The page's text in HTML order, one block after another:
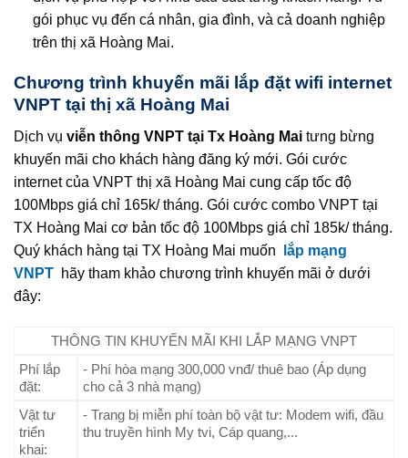
gói phục vụ đến cá nhân, gia đình, và cả doanh nghiệp
trên thị xã Hoàng Mai.
Chương trình khuyến mãi lắp đặt wifi internet
VNPT tại thị xã Hoàng Mai
Dịch vụ viễn thông VNPT tại Tx Hoàng Mai tưng bừng
khuyến mãi cho khách hàng đăng ký mới. Gói cước
internet của VNPT thị xã Hoàng Mai cung cấp tốc độ
100Mbps giá chỉ 165k/ tháng. Gói cước combo VNPT tại
TX Hoàng Mai cơ bản tốc độ 100Mbps giá chỉ 185k/ tháng.
Quý khách hàng tại TX Hoàng Mai muốn
lắp mạng
VNPT hãy tham khảo chương trình khuyến mãi ở dưới
đây:
THÔNG TIN KHUYẾN MÃI KHI LẮP MẠNG VNPT
Phí lắp
đặt:
- Phí hòa mạng 300,000 vnđ/ thuê bao (Áp dụng
cho cả 3 nhà mạng)
Vật tư
triển
khai:
- Trang bị miễn phí toàn bộ vật tư: Modem wifi, đầu
thu truyền hình My tvi, Cáp quang,...